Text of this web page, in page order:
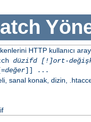
HTTP kullanıcı
düzifd [!]ort-
değer]] ...
sanal konak, dizin,